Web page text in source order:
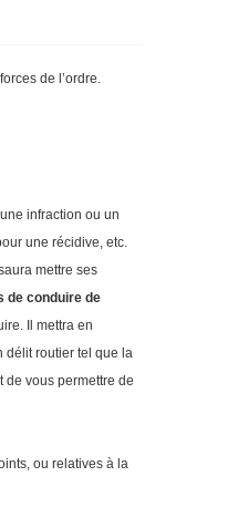
de l’ordre.
infraction ou un
une récidive, etc.
mettre ses
de conduire de
Il mettra en
délit routier tel que la
de vous permettre de
ou relatives à la